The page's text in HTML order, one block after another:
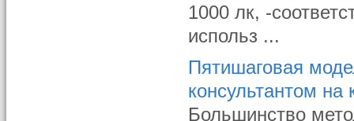
1000 лк, -
использ ...
Пятишаговая
консультантом на
Большинство